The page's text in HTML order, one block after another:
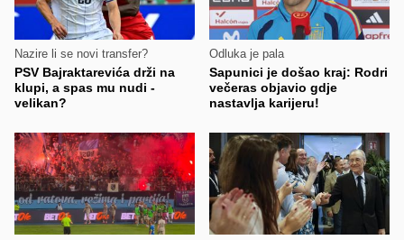
Nazire li se novi transfer?
PSV Bajraktarevića drži na
klupi, a spas mu nudi -
velikan?
Odluka je pala
Sapunici je došao kraj: Rodri
večeras objavio gdje
nastavlja karijeru!